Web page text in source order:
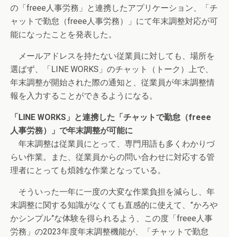
の「freee人事労務」と連携したアプリケーション、「チ
ャットで勤怠（freee人事労務）」にて年末調整対応が可
能になったことを発表した。
メールアドレスを持たない従業員に対しても、場所を
選ばず、「LINE WORKS」のチャット（トーク）上で、
年末調整が開始された際の通知と、従業員が年末調整情
報を入力することができるようになる。
「LINE WORKS」と連携した「チャットで勤怠（freee
人事労務）」で年末調整が可能に
年末調整は従業員にとって、専門用語も多くわかりづ
らい作業。また、従業員からの問い合わせに対応する管
理者にとっても煩雑な作業となっている。
そういった一年に一度の大変な作業負担を減らし、年
末調整に関する知識がなくても直感的に使えて、”かろや
かシンプル”な体験を得られるよう、この度「freee人事
労務」の2023年度年末調整機能が、「チャットで勤怠